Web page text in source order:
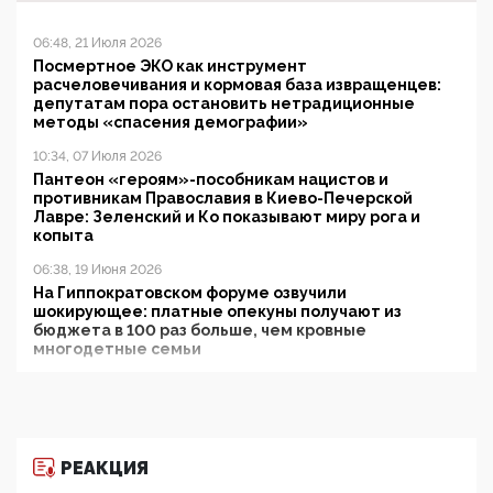
06:48, 21 Июля 2026
Посмертное ЭКО как инструмент
расчеловечивания и кормовая база извращенцев:
депутатам пора остановить нетрадиционные
методы «спасения демографии»
10:34, 07 Июля 2026
Пантеон «героям»-пособникам нацистов и
противникам Православия в Киево-Печерской
Лавре: Зеленский и Ко показывают миру рога и
копыта
06:38, 19 Июня 2026
На Гиппократовском форуме озвучили
шокирующее: платные опекуны получают из
бюджета в 100 раз больше, чем кровные
многодетные семьи
11:53, 09 Июня 2026
РЕАКЦИЯ